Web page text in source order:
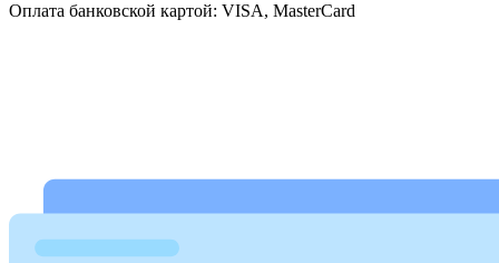
Оплата банковской картой: VISA, MasterCard